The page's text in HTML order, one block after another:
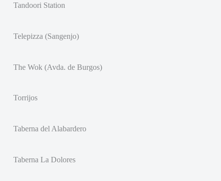
Tandoori Station
Telepizza (Sangenjo)
The Wok (Avda. de Burgos)
Torrijos
Taberna del Alabardero
Taberna La Dolores